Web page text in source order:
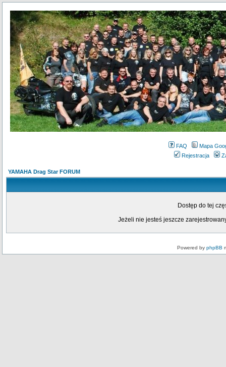
FAQ
Mapa
Rejestracja
YAMAHA Drag Star FORUM
Dostęp do tej
Jeżeli nie jesteś jeszcze
Powered by phpBB